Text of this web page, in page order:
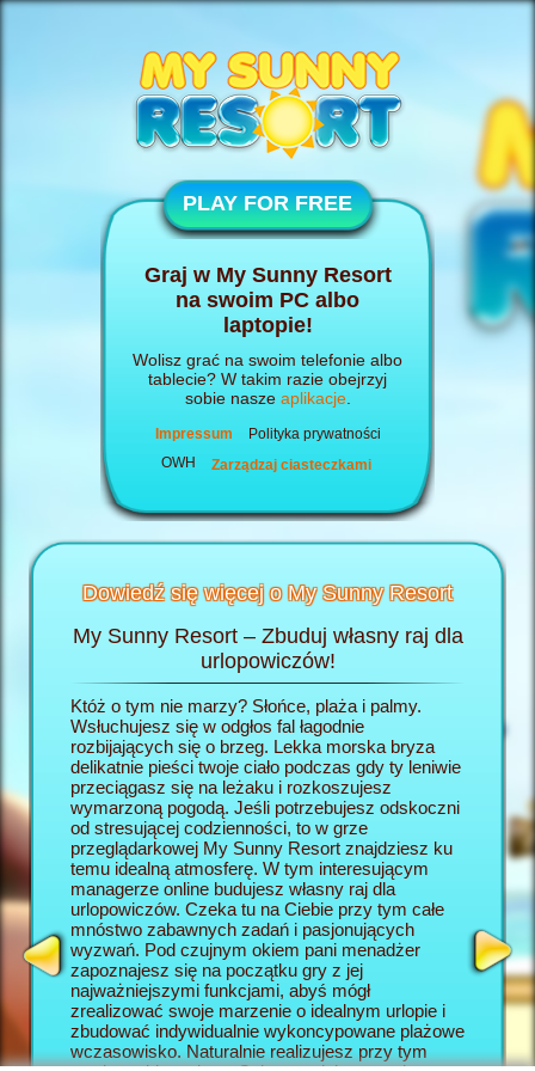
PLAY FOR FREE
Graj w My Sunny Resort
na swoim PC albo
laptopie!
Wolisz grać na swoim telefonie albo
tablecie? W takim razie obejrzyj
sobie nasze aplikacje.
Impressum
Polityka prywatności
OWH
Zarządzaj ciasteczkami
Dowiedź się więcej o My Sunny Resort
My Sunny Resort – Zbuduj własny raj dla
urlopowiczów!
Któż o tym nie marzy? Słońce, plaża i palmy.
Wsłuchujesz się w odgłos fal łagodnie
rozbijających się o brzeg. Lekka morska bryza
delikatnie pieści twoje ciało podczas gdy ty leniwie
przeciągasz się na leżaku i rozkoszujesz
wymarzoną pogodą. Jeśli potrzebujesz odskoczni
od stresującej codzienności, to w grze
przeglądarkowej My Sunny Resort znajdziesz ku
temu idealną atmosferę. W tym interesującym
managerze online budujesz własny raj dla
urlopowiczów. Czeka tu na Ciebie przy tym całe
mnóstwo zabawnych zadań i pasjonujących
wyzwań. Pod czujnym okiem pani menadżer
zapoznajesz się na początku gry z jej
najważniejszymi funkcjami, abyś mógł
zrealizować swoje marzenie o idealnym urlopie i
zbudować indywidualnie wykoncypowane plażowe
wczasowisko. Naturalnie realizujesz przy tym
się w
My
dla
okazję
która w
online.